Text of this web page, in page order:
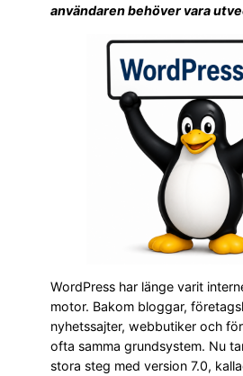
användaren behöver vara
WordPress har länge varit
motor. Bakom bloggar,
nyhetssajter, webbutiker och
ofta samma grundsystem. Nu
stora steg med version 7.0,